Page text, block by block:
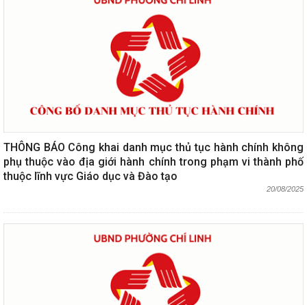
THÔNG BÁO Công khai danh mục thủ tục hành chính không
phụ thuộc vào địa giới hành chính trong phạm vi thành phố
thuộc lĩnh vực Giáo dục và Đào tạo
20/08/2025